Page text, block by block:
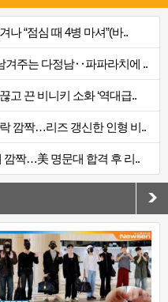
나 “점심 때 4병 마셔”(바..
겨주는 다정남‥파파라치에 ..
고 끈 비니키 소화 ‘역대급..
깜짝…리즈 갱신한 인형 비..
깜짝…美 명문대 합격 후 리..